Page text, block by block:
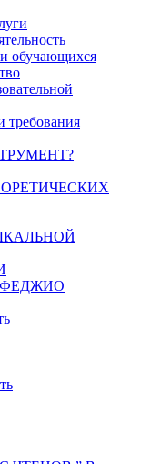
обучающихся
требования